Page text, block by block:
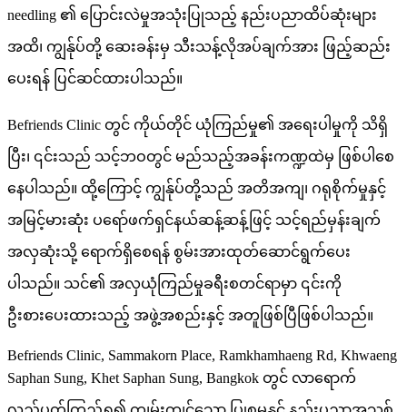
needling ၏ ပြောင်းလဲမှုအသုံးပြုသည့် နည်းပညာထိပ်ဆုံးများ
အထိ၊ ကျွန်ုပ်တို့ ဆေးခန်းမှ သီးသန့်လိုအပ်ချက်အား ဖြည့်ဆည်း
ပေးရန် ပြင်ဆင်ထားပါသည်။
Befriends Clinic တွင် ကိုယ်တိုင် ယုံကြည်မှု၏ အရေးပါမှုကို သိရှိ
ပြီး၊ ၎င်းသည် သင့်ဘဝတွင် မည်သည့်အခန်းကဏ္ဍထဲမှ ဖြစ်ပါစေ
နေပါသည်။ ထို့ကြောင့် ကျွန်ုပ်တို့သည် အတိအကျ၊ ဂရုစိုက်မှုနှင့်
အမြင့်မားဆုံး ပရော်ဖက်ရှင်နယ်ဆန့်ဆန့်ဖြင့် သင့်ရည်မှန်းချက်
အလှဆုံးသို့ ရောက်ရှိစေရန် စွမ်းအားထုတ်ဆောင်ရွက်ပေး
ပါသည်။ သင်၏ အလှယုံကြည်မှုခရီးစတင်ရာမှာ ၎င်းကို
ဦးစားပေးထားသည့် အဖွဲ့အစည်းနှင့် အတူဖြစ်ပြီဖြစ်ပါသည်။
Befriends Clinic, Sammakorn Place, Ramkhamhaeng Rd, Khwaeng
Saphan Sung, Khet Saphan Sung, Bangkok တွင် လာရောက်